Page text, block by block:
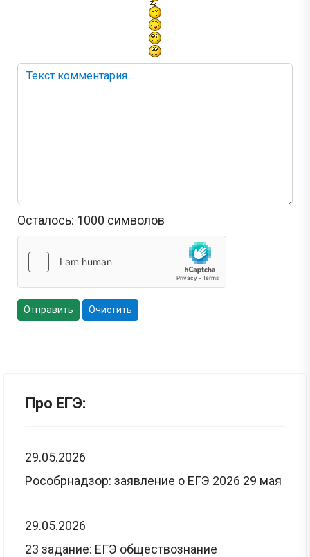
Осталось: 1000 символов
Отправить Очистить
Про ЕГЭ:
29.05.2026
Рособрнадзор: заявление о ЕГЭ 2026 29 мая
29.05.2026
23 задание: ЕГЭ обществознание